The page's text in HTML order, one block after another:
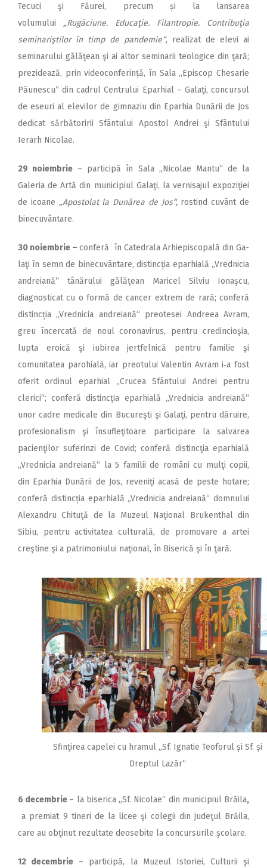
Tecuci şi Făurei, precum și la lansarea
volumului „Rugăciune. Educaţie. Filantropie. Contribuţia
seminariştilor în timp de pandemie“, realizat de elevi ai
seminarului gălăţean şi ai altor seminarii teologice din ţară;
prezidează, prin video­con­ferință, în Sala ,,Episcop Chesarie
Păunescu“ din cadrul Centrului Eparhial – Galaţi, concursul
de eseuri al elevilor de gimnaziu din Eparhia Dunării de Jos
dedicat sărbătoririi Sfântului Apostol Andrei şi Sfântului
Ierarh Ni­colae.
29 noiembrie – participă în Sala „Nicolae Mantu“ de la
Galeria de Artă din municipiul Galaţi, la vernisajul expoziţiei
de icoane „Apostolat la Dunărea de Jos“, rostind cuvânt de
binecuvântare.
30 noiembrie –conferă în Ca­tedrala Arhiepiscopală din Ga­
laţi în semn de binecuvântare, distincția eparhială „Vrednicia
an­­dreiană“ tânărului gălăţean Ma­ricel Silviu Ionaşcu,
diagnosticat cu o formă de cancer extrem de rară; conferă
distincția „Vrednicia andreiană“ preotesei Andreea Avram,
greu încercată de noul coronavirus, pentru credincioşia,
lupta eroică şi iubirea jertfelnică pentru familie şi
comunitatea parohială, iar preotului Valentin Avram i‑a fost
oferit ordinul eparhial „Crucea Sfântului Andrei pentru
clerici“; conferă distincția eparhială „Vrednicia andreiană“
unor cadre medicale din Bucureşti şi Galaţi, pentru dăruire,
profesionalism şi însufleţitoare participare la salvarea
pacienţilor suferinzi de Covid; conferă distincţia eparhială
„Vrednicia andreiană“ la 5 familii de români cu mulţi copii,
din Eparhia Dunării de Jos, reveniţi acasă de peste hotare;
conferă distincția eparhială „Vrednicia andreiană“ domnului
Alexandru Chituţă de la Muzeul Naţional Brukenthal din
Sibiu, pentru activitatea culturală, de promovare a artei
creştine şi a patrimoniului naţional, în Biserică şi în ţară.
Sfinţirea capelei cu hramul „Sf. Ignatie Teoforul și Sf. și
Dreptul Lazăr“
6 decembrie – la biserica „Sf. Nicolae“ din municipiul Brăila,
a premiat 9 tineri de la licee şi colegii din judeţul Brăila,
care au obţinut rezultate deosebite la concursurile şcolare.
12 decembrie – participă, la Muzeul Istoriei, Culturii şi